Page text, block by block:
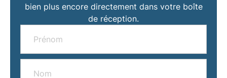
bien plus encore directement dans votre boîte
de réception.